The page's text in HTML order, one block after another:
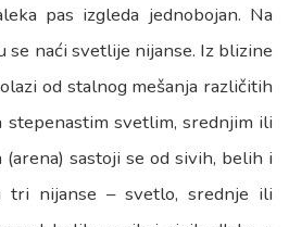
pas izgleda jednobojan. Na
se naći svetlije nijanse. Iz blizine
od stalnog mešanja različitih
stepenastim svetlim, srednjim ili
sastoji se od sivih, belih i
tri nijanse – svetlo, srednje ili